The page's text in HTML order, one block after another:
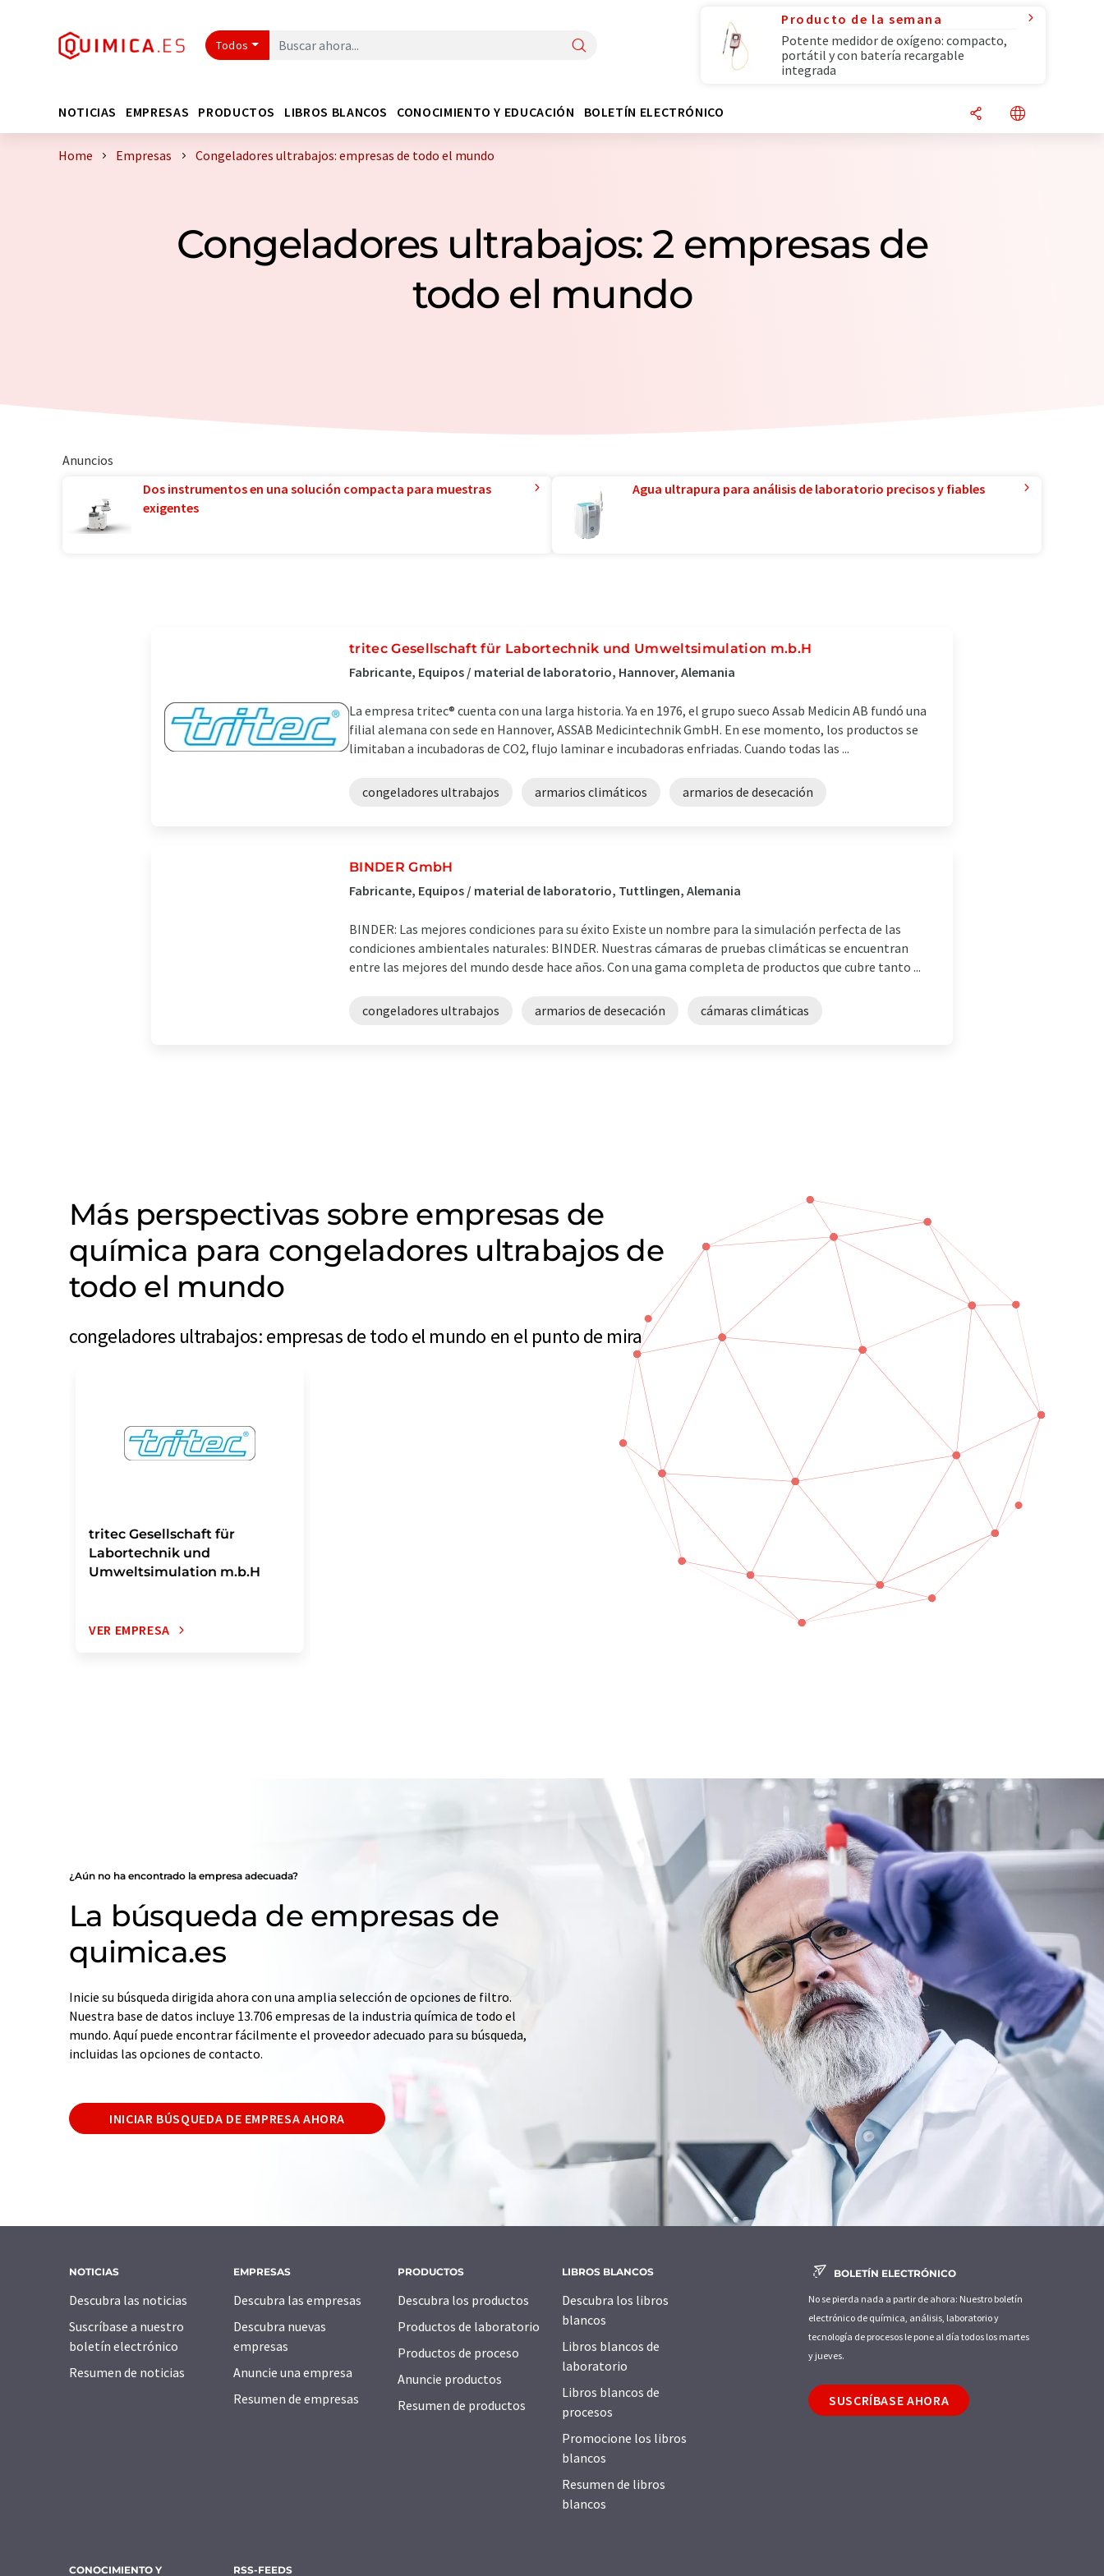
Todos
Producto de la semana
Potente medidor de oxígeno: compacto,
portátil y con batería recargable
integrada
NOTICIAS EMPRESAS PRODUCTOS LIBROS BLANCOS CONOCIMIENTO Y EDUCACIÓN BOLETÍN ELECTRÓNICO
Home Empresas Congeladores ultrabajos: empresas de todo el mundo
Congeladores ultrabajos: 2 empresas de
todo el mundo
Anuncios
Dos instrumentos en una solución compacta para muestras
exigentes
Agua ultrapura para análisis de laboratorio precisos y fiables
tritec Gesellschaft für Labortechnik und Umweltsimulation m.b.H
Fabricante, Equipos / material de laboratorio, Hannover, Alemania
La empresa tritec® cuenta con una larga historia. Ya en 1976, el grupo sueco Assab Medicin AB fundó una
filial alemana con sede en Hannover, ASSAB Medicintechnik GmbH. En ese momento, los productos se
limitaban a incubadoras de CO2, flujo laminar e incubadoras enfriadas. Cuando todas las ...
congeladores ultrabajos armarios climáticos armarios de desecación
BINDER GmbH
Fabricante, Equipos / material de laboratorio, Tuttlingen, Alemania
BINDER: Las mejores condiciones para su éxito Existe un nombre para la simulación perfecta de las
condiciones ambientales naturales: BINDER. Nuestras cámaras de pruebas climáticas se encuentran
entre las mejores del mundo desde hace años. Con una gama completa de productos que cubre tanto ...
congeladores ultrabajos armarios de desecación cámaras climáticas
Más perspectivas sobre empresas de
química para congeladores ultrabajos de
todo el mundo
congeladores ultrabajos: empresas de todo el mundo en el punto de mira
tritec Gesellschaft für
Labortechnik und
Umweltsimulation m.b.H
VER EMPRESA
¿Aún no ha encontrado la empresa adecuada?
La búsqueda de empresas de
quimica.es
Inicie su búsqueda dirigida ahora con una amplia selección de opciones de filtro.
Nuestra base de datos incluye 13.706 empresas de la industria química de todo el
mundo. Aquí puede encontrar fácilmente el proveedor adecuado para su búsqueda,
incluidas las opciones de contacto.
INICIAR BÚSQUEDA DE EMPRESA AHORA
NOTICIAS
Descubra las noticias
Suscríbase a nuestro
boletín electrónico
Resumen de noticias
EMPRESAS
Descubra las empresas
Descubra nuevas
empresas
Anuncie una empresa
Resumen de empresas
PRODUCTOS
Descubra los productos
Productos de laboratorio
Productos de proceso
Anuncie productos
Resumen de productos
LIBROS BLANCOS
Descubra los libros
blancos
Libros blancos de
laboratorio
Libros blancos de
procesos
Promocione los libros
blancos
Resumen de libros
blancos
CONOCIMIENTO Y RSS-FEEDS
BOLETÍN ELECTRÓNICO
No se pierda nada a partir de ahora: Nuestro boletín
electrónico de química, análisis, laboratorio y
tecnología de procesos le pone al día todos los martes
y jueves.
SUSCRÍBASE AHORA